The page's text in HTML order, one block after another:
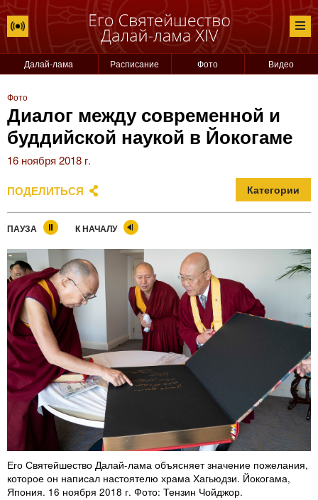
Далай-лама Расписание Фото Видео
Фото
Диалог между современной и
буддийской наукой в Йокогаме
16 ноября 2018 г.
ПОДЕЛИТЬСЯ Категории
ПАУЗА К НАЧАЛУ
Его Святейшество Далай-лама объясняет значение пожелания,
которое он написал настоятелю храма Хагьюдзи. Йокогама,
Япония. 16 ноября 2018 г. Фото: Тензин Чойджор.